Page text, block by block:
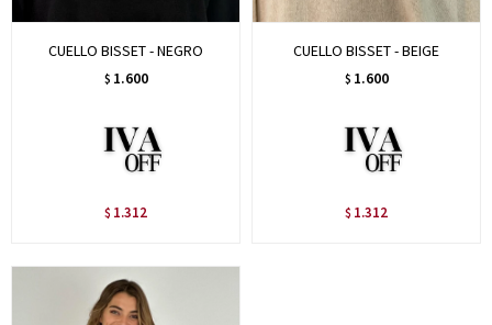
CUELLO BISSET - NEGRO
$ 1.600
$ 1.312
CUELLO BISSET - BEIGE
$ 1.600
$ 1.312